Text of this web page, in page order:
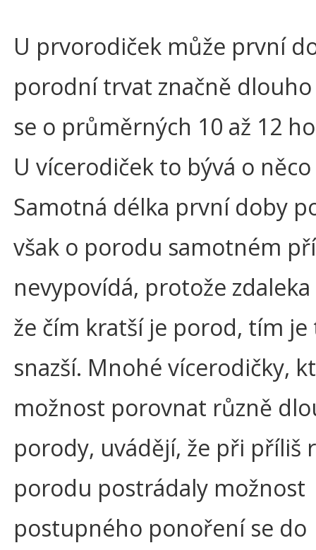
U prvorodiček může první
porodní trvat značně
se o průměrných 10 až 12
U vícerodiček to bývá o
Samotná délka první doby
však o porodu samotném
nevypovídá, protože
že čím kratší je porod, tím je
snazší. Mnohé vícerodičky,
možnost porovnat různě
porody, uvádějí, že při příliš
porodu postrádaly možnost
postupného ponoření se do